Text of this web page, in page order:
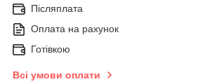
Післяплата
Оплата на рахунок
Готівкою
Всі умови оплати